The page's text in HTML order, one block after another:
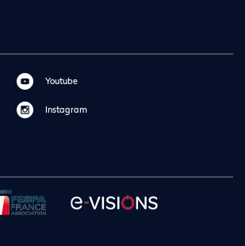
Youtube
Instagram